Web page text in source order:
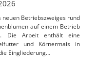
Betriebszweiges rund
auf einem Betrieb
Die Arbeit enthält eine
und Körnermais in
Eingliederung…